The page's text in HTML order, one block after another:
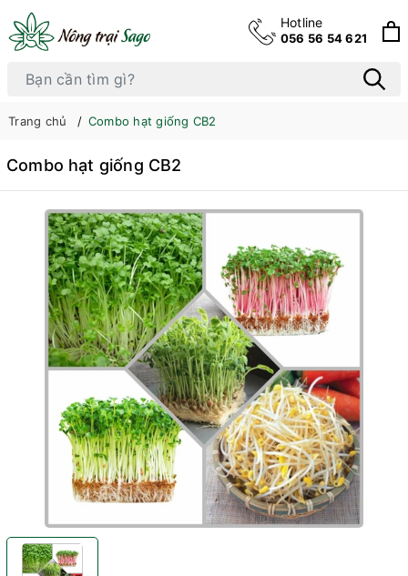
Hotline
056 56 54 621
Trang chủ Combo hạt giống CB2
Combo hạt giống CB2